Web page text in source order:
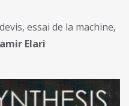
essai de la machine,
Elari